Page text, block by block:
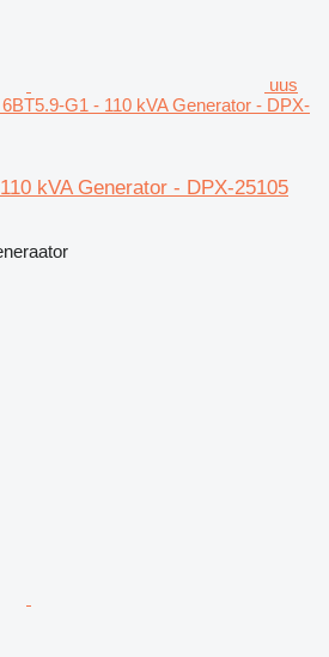
uus
G1 - 110 kVA Generator - DPX-
kVA Generator - DPX-25105